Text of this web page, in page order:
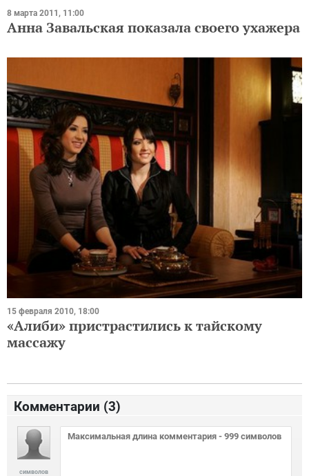
8 марта 2011, 11:00
Анна Завальская показала своего ухажера
15 февраля 2010, 18:00
«Алиби» пристрастились к тайскому
массажу
Комментарии (3)
символов